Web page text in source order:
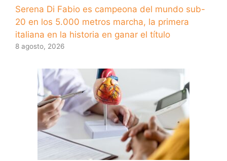
Serena Di Fabio es campeona del mundo sub-
20 en los 5.000 metros marcha, la primera
italiana en la historia en ganar el título
8 agosto, 2026